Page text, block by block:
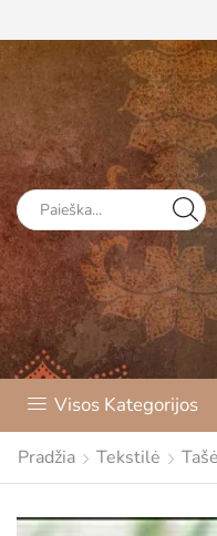
Visos Kategorijos
Pradžia Tekstilė